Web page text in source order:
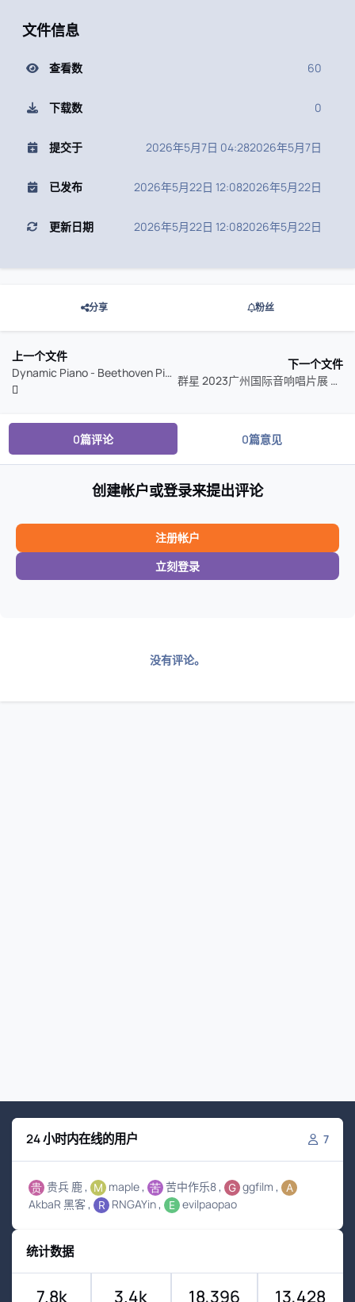
文件信息
查看数 60
下载数 0
提交于 2026年5月7日 04:282026年5月7日
已发布 2026年5月22日 12:082026年5月22日
更新日期 2026年5月22日 12:082026年5月22日
分享 粉丝
上一个文件
Dynamic Piano - Beethoven Piano Sonatas, Op. 5 Op. 111 动态琴皇 极品发烧大碟 wav
下一个文件
群星 2023广州国际音响唱片展 蓝光MQA 低速原抓WAV CUE
0篇评论 0篇意见
创建帐户或登录来提出评论
注册帐户
立刻登录
没有评论。
24 小时内在线的用户 7
贵兵 鹿 maple 苦中作乐8
ggfilm
AkbaR 黑客
RNGAYin evilpaopao
统计数据
7.8k 3.4k 18,396 13,428